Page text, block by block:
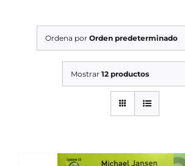
SERVICIOS TALLER
OCASIÓN
Ordena por Orden predeterminado
Mostrar 12 productos